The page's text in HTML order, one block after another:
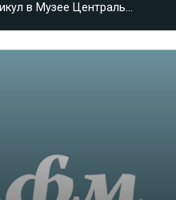
в Музее Централь...